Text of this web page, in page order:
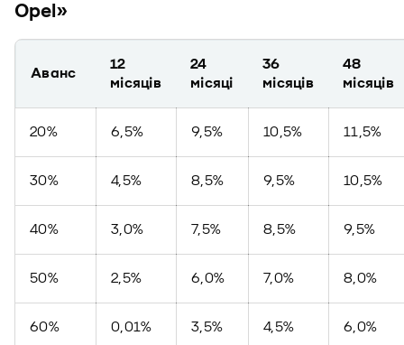
Opel»
Аванс
12
місяців
24
місяці
36
місяців
48
місяців
20% 6,5% 9,5% 10,5% 11,5%
30% 4,5% 8,5% 9,5% 10,5%
40% 3,0% 7,5% 8,5% 9,5%
50% 2,5% 6,0% 7,0% 8,0%
60% 0,01% 3,5% 4,5% 6,0%